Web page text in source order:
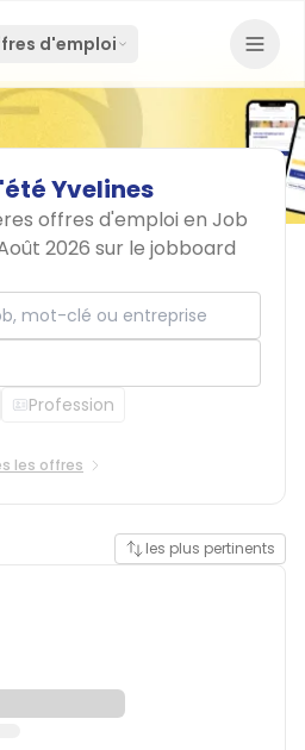
d'emploi
Yvelines
offres d'emploi en Job
2026 sur le jobboard
clé ou entreprise
Profession
les offres
les plus pertinents